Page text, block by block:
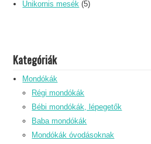
Unikornis mesék (5)
Kategóriák
Mondókák
Régi mondókák
Bébi mondókák, lépegetők
Baba mondókák
Mondókák óvodásoknak